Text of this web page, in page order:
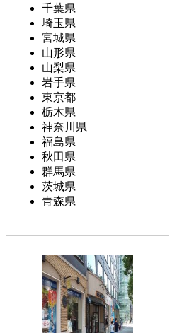
千葉県
埼玉県
宮城県
山形県
山梨県
岩手県
東京都
栃木県
神奈川県
福島県
秋田県
群馬県
茨城県
青森県